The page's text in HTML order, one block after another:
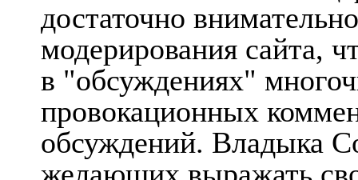
достаточно
модерирования сайта,
в "обсуждениях"
провокационных
обсуждений. Владыка
желающих выражать